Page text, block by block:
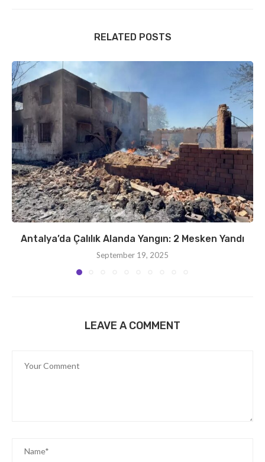
RELATED POSTS
Antalya’da Çalılık Alanda Yangın: 2 Mesken Yandı
September 19, 2025
LEAVE A COMMENT